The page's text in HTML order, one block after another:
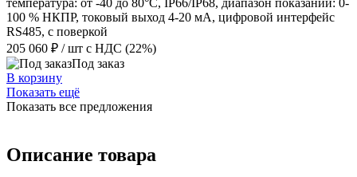
100 % НКПР, токовый выход 4-20 мА, цифровой интерфейс
RS485, с поверкой
205 060 ₽ / шт с НДС (22%)
Под заказ
В корзину
Показать ещё
Показать все предложения
Описание товара